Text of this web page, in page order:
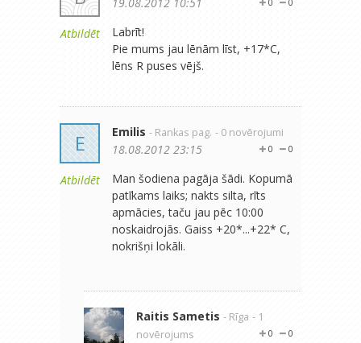
Atbildēt
0
0
Labrīt!
Pie mums jau lēnām līst, +17*C,
lēns R puses vējš.
E
Atbildēt
Emilis - Rankas pag. - 0 novērojumi
0
0
18.08.2012 23:15
Man šodiena pagāja šādi. Kopumā
patīkams laiks; nakts silta, rīts
apmācies, taču jau pēc 10:00
noskaidrojās. Gaiss +20*...+22* C,
nokrišņi lokāli.
Raitis Sametis - Rīga - 1
novērojums
0
0